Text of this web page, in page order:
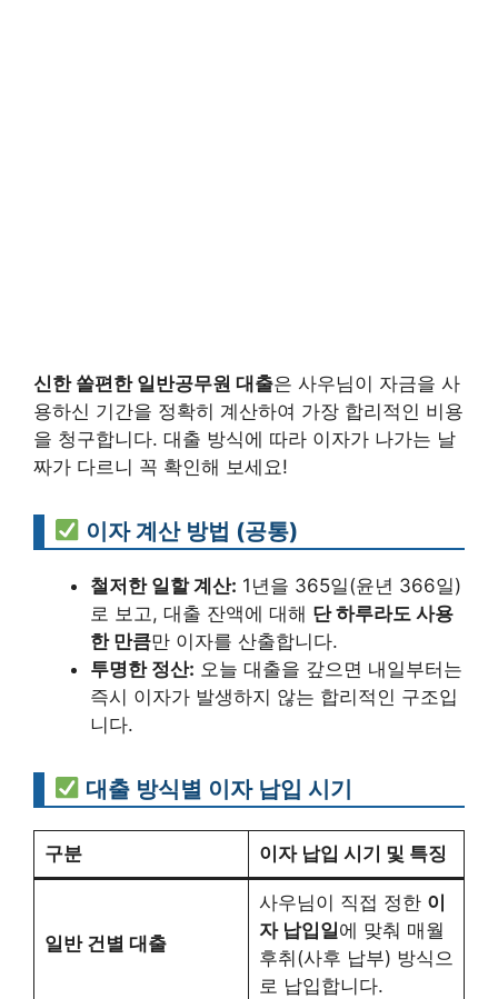
신한 쏠편한 일반공무원 대출은 사우님이 자금을 사
용하신 기간을 정확히 계산하여 가장 합리적인 비용
을 청구합니다. 대출 방식에 따라 이자가 나가는 날
짜가 다르니 꼭 확인해 보세요!
이자 계산 방법 (공통)
철저한 일할 계산: 1년을 365일(윤년 366일)
로 보고, 대출 잔액에 대해 단 하루라도 사용
한 만큼만 이자를 산출합니다.
투명한 정산: 오늘 대출을 갚으면 내일부터는
즉시 이자가 발생하지 않는 합리적인 구조입
니다.
대출 방식별 이자 납입 시기
구분 이자 납입 시기 및 특징
일반 건별 대출
사우님이 직접 정한 이
자 납입일에 맞춰 매월
후취(사후 납부) 방식으
로 납입합니다.